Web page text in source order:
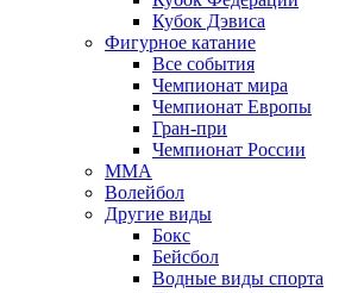
Кубок Дэвиса
Фигурное катание
Все события
Чемпионат мира
Чемпионат Европы
Гран-при
Чемпионат России
MMA
Волейбол
Другие виды
Бокс
Бейсбол
Водные виды спорта